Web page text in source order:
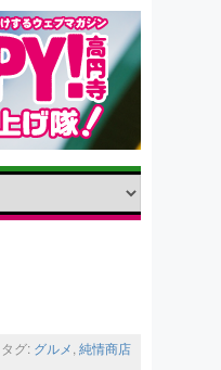
タグ: グルメ, 純情商店